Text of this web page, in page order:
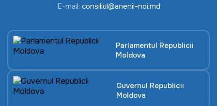
E-mail: consiliul@anenii-noi.md
Parlamentul Republicii
Moldova
Guvernul Republicii
Moldova